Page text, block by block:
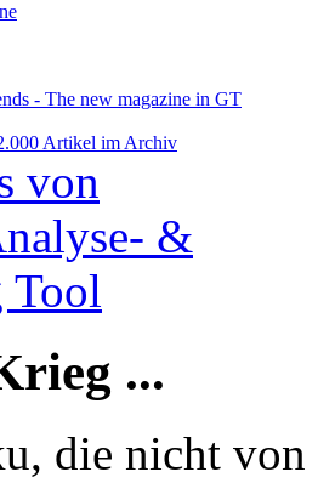
- The new magazine in GT
Artikel im Archiv
...
die nicht